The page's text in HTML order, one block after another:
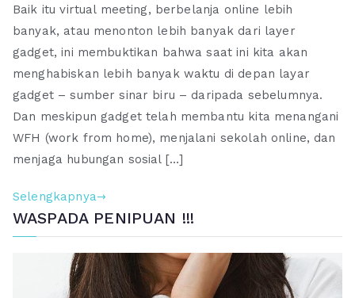
dan
Fakta
Tentang
Blue
Light
(Sinar
Biru)
Baik itu virtual meeting, berbelanja online lebih
banyak, atau menonton lebih banyak dari layer
gadget, ini membuktikan bahwa saat ini kita akan
menghabiskan lebih banyak waktu di depan layar
gadget – sumber sinar biru – daripada sebelumnya.
Dan meskipun gadget telah membantu kita menangani
WFH (work from home), menjalani sekolah online, dan
menjaga hubungan sosial […]
Selengkapnya
WASPADA PENIPUAN !!!